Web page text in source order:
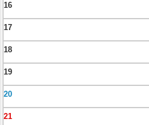
16
17
18
19
20
21